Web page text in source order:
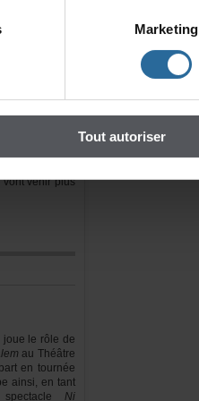
Marketing
Toutautoriser
auThéâtre
Ni